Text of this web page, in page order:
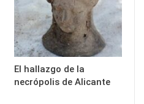
El hallazgo de la
necrópolis de Alicante